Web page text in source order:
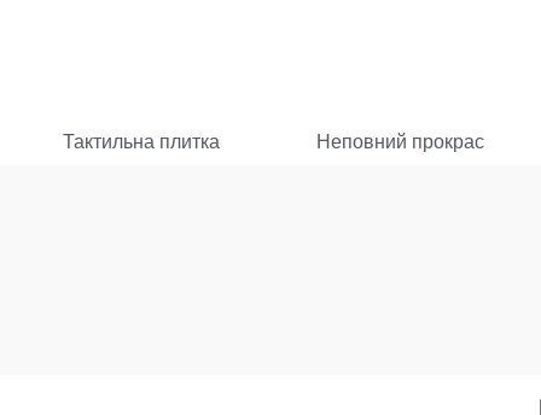
Тактильна плитка Неповний прокрас